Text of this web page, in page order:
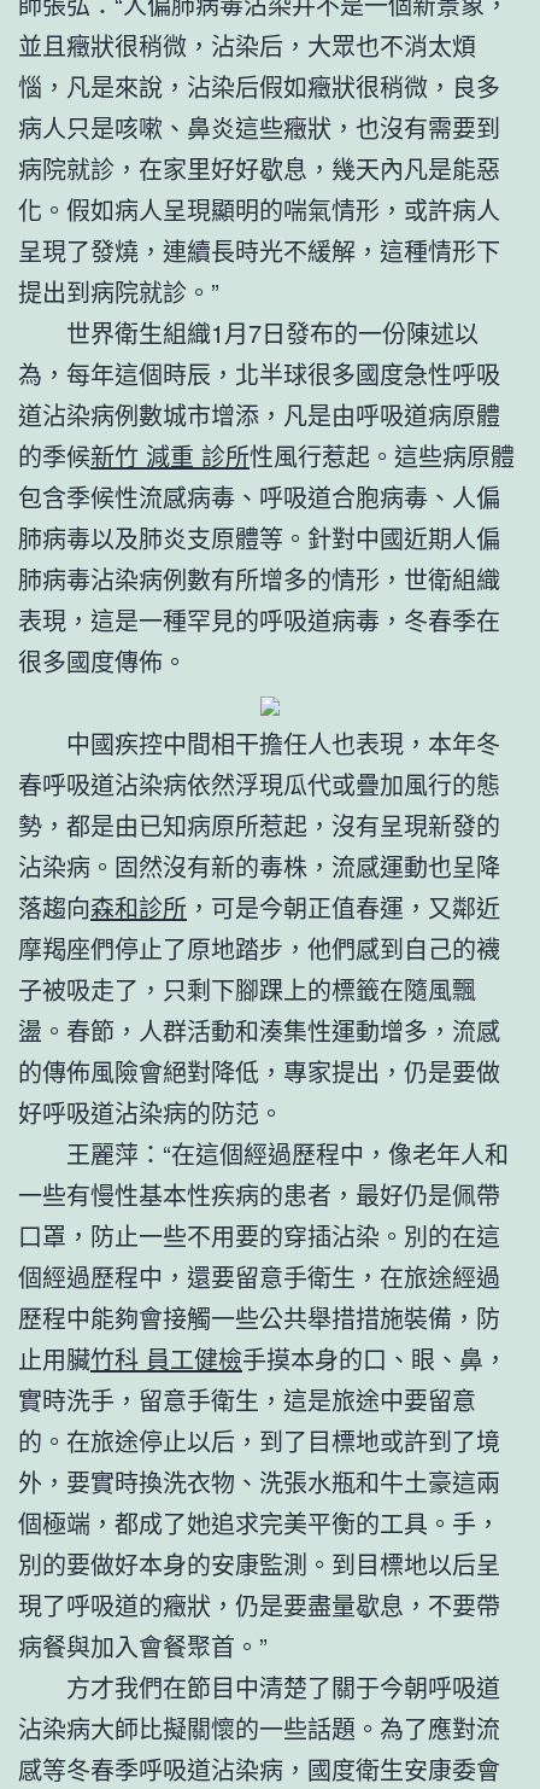
並且癥狀很稍微，沾染后，大眾也不消太煩
惱，凡是來說，沾染后假如癥狀很稍微，良多
病人只是咳嗽、鼻炎這些癥狀，也沒有需要到
病院就診，在家里好好歇息，幾天內凡是能惡
化。假如病人呈現顯明的喘氣情形，或許病人
呈現了發燒，連續長時光不緩解，這種情形下
提出到病院就診。”
世界衛生組織1月7日發布的一份陳述以
為，每年這個時辰，北半球很多國度急性呼吸
道沾染病例數城市增添，凡是由呼吸道病原體
的季候新竹 減重 診所性風行惹起。這些病原體
包含季候性流感病毒、呼吸道合胞病毒、人偏
肺病毒以及肺炎支原體等。針對中國近期人偏
肺病毒沾染病例數有所增多的情形，世衛組織
表現，這是一種罕見的呼吸道病毒，冬春季在
很多國度傳佈。
中國疾控中間相干擔任人也表現，本年冬
春呼吸道沾染病依然浮現瓜代或疊加風行的態
勢，都是由已知病原所惹起，沒有呈現新發的
沾染病。固然沒有新的毒株，流感運動也呈降
落趨向森和診所 ，可是今朝正值春運，又鄰近
摩羯座們停止了原地踏步，他們感到自己的襪
子被吸走了，只剩下腳踝上的標籤在隨風飄
盪。春節，人群活動和湊集性運動增多，流感
的傳佈風險會絕對降低，專家提出，仍是要做
好呼吸道沾染病的防范。
王麗萍：“在這個經過歷程中，像老年人和
一些有慢性基本性疾病的患者，最好仍是佩帶
口罩，防止一些不用要的穿插沾染。別的在這
個經過歷程中，還要留意手衛生，在旅途經過
歷程中能夠會接觸一些公共舉措措施裝備，防
止用臟竹科 員工健檢手摸本身的口、眼、鼻，
實時洗手，留意手衛生，這是旅途中要留意
的。在旅途停止以后，到了目標地或許到了境
外，要實時換洗衣物、洗張水瓶和牛土豪這兩
個極端，都成了她追求完美平衡的工具。手，
別的要做好本身的安康監測。到目標地以后呈
現了呼吸道的癥狀，仍是要盡量歇息，不要帶
病餐與加入會餐聚首。”
方才我們在節目中清楚了關于今朝呼吸道
沾染病大師比擬關懷的一些話題。為了應對流
感等冬春季呼吸道沾染病，國度衛生安康委會